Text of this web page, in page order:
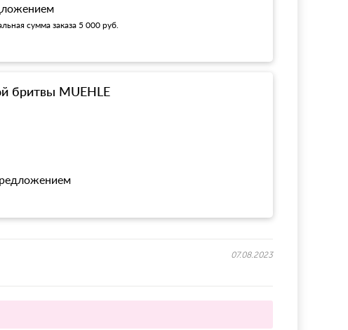
сумма заказа 5 000 руб.
бритвы MUEHLE
07.08.2023